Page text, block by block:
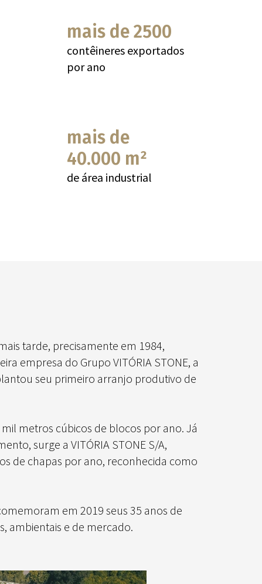
mais de 2500
contêineres exportados
por ano
mais de
40.000 m²
de área industrial
tarde, precisamente em 1984,
empresa do Grupo VITÓRIA STONE, a
seu primeiro arranjo produtivo de
metros cúbicos de blocos por ano. Já
surge a VITÓRIA STONE S/A,
de chapas por ano, reconhecida como
em 2019 seus 35 anos de
ambientais e de mercado.